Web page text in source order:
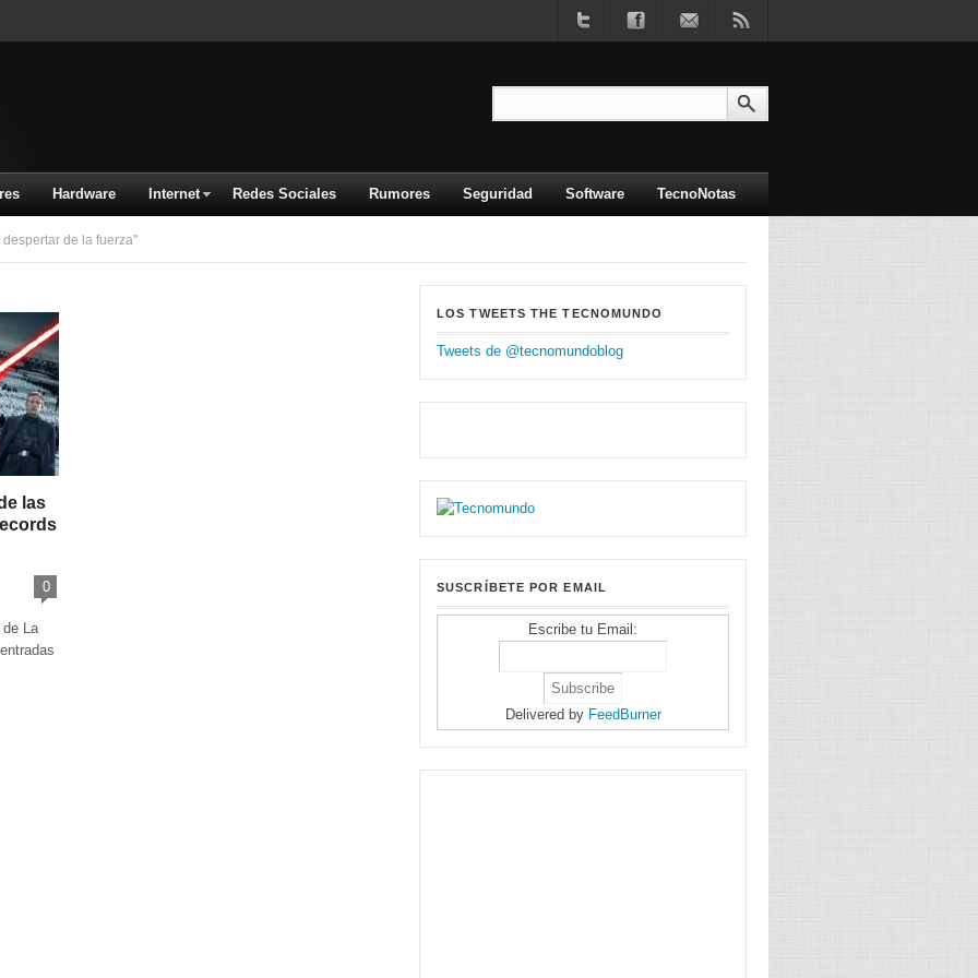
Hardware Internet Redes Sociales Rumores Seguridad Software TecnoNotas
de la fuerza"
las
0
La
LOS TWEETS THE TECNOMUNDO
Tweets de @tecnomundoblog
SUSCRÍBETE POR EMAIL
Escribe tu Email:
Delivered by FeedBurner